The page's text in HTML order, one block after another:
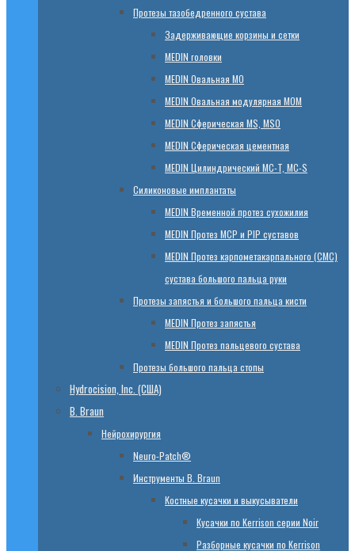
Протезы тазобедренного сустава
Задерживающие корзины и сетки
МЕDIN головки
МЕDIN Овальная MО
МЕDIN Овальная модулярная MOM
МЕDIN Сферическая MS, MSO
МЕDIN Сферическая цементная
МЕDIN Цилиндрический MC-T, MC-S
Силиконовые имплантаты
МЕDIN Временной протез сухожилия
МЕDIN Протез MCP и PIP суставов
МЕDIN Протез карпометакарпального (СМС)
сустава большого пальца руки
Протезы запястья и большого пальца кисти
МЕDIN Протез запястья
МЕDIN Протез пальцевого сустава
Протезы большого пальца стопы
Hydrocision, Inc. (США)
B. Braun
Нейрохирургия
Neuro-Patch®
Инструменты B. Braun
Костные кусачки и выкусыватели
Кусачки по Kerrison серии Noir
Разборные кусачки по Kerrison